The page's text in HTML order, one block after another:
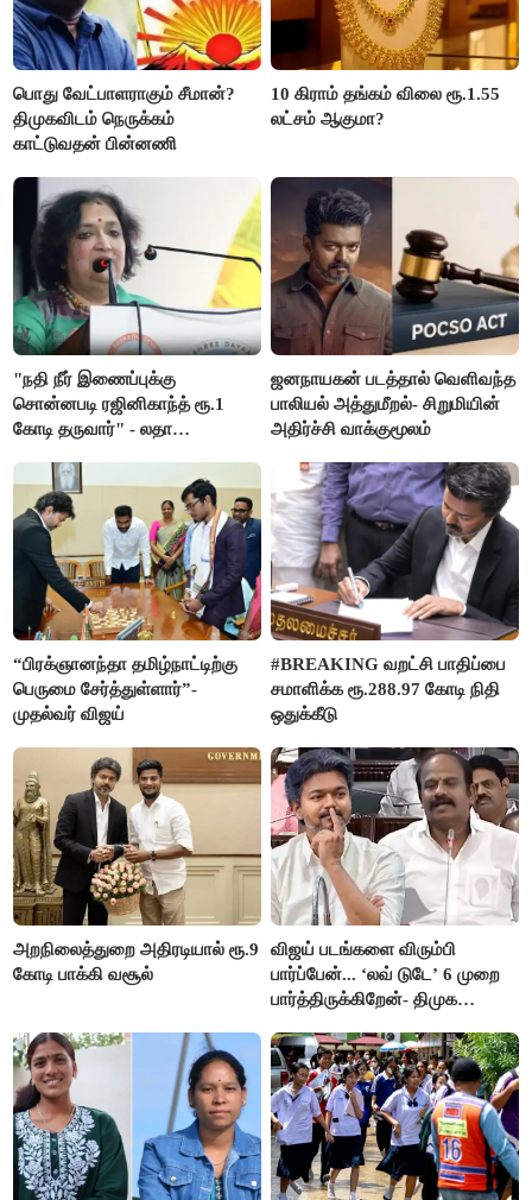
பொது வேட்பாளராகும் சீமான்?
திமுகவிடம் நெருக்கம்
காட்டுவதன் பின்னணி
10 கிராம் தங்கம் விலை ரூ.1.55
லட்சம் ஆகுமா?
"நதி நீர் இணைப்புக்கு
சொன்னபடி ரஜினிகாந்த் ரூ.1
கோடி தருவார்" - லதா
ஜனநாயகன் படத்தால் வெளிவந்த
பாலியல் அத்துமீறல்- சிறுமியின்
அதிர்ச்சி வாக்குமூலம்
“பிரக்ஞானந்தா தமிழ்நாட்டிற்கு
பெருமை சேர்த்துள்ளார்”-
முதல்வர் விஜய்
#BREAKING வறட்சி பாதிப்பை
சமாளிக்க ரூ.288.97 கோடி நிதி
ஒதுக்கீடு
அறநிலைத்துறை அதிரடியால் ரூ.9
கோடி பாக்கி வசூல்
விஜய் படங்களை விரும்பி
பார்ப்பேன்... ‘லவ் டுடே’ 6 முறை
பார்த்திருக்கிறேன்- திமுக